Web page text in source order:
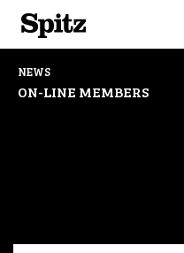
NEWS
ON-LINE MEMBERS